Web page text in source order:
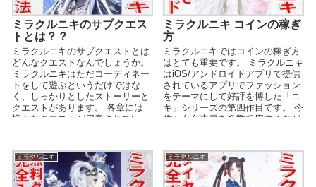
ミラクルニキのサブクエス
トとは？？
ミラクルニキのサブクエストとは
どんなクエストなんでしょうか。
ミラクルニキはただコーディネー
トをして遊ぶというだけではな
く、しっかりとしたストーリーと
クエストがあります。 各章には
様々なクエストが用意されてい
ミラクルニキ コインの稼ぎ
方
ミラクルニキではコインの稼ぎ方
はとても重要です。 ミラクルニキ
はiOS/アンドロイドアプリで提供
されているアプリでファッション
をテーマにして好評を博した「ニ
キ」シリーズの第四作目です。 今
作も有名声優を多数起用するなど
ミラクルニキ ミラクルニキ